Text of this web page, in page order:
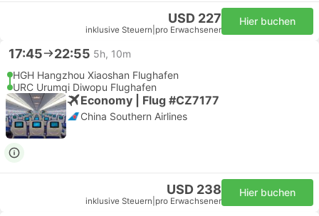
USD 227
inklusive Steuern pro Erwachsener
Hier buchen
17:45 22:55 5h, 10m
HGH Hangzhou Xiaoshan Flughafen
URC Urumqi Diwopu Flughafen
Economy | Flug #CZ7177
China Southern Airlines
USD 238
inklusive Steuern pro Erwachsener
Hier buchen